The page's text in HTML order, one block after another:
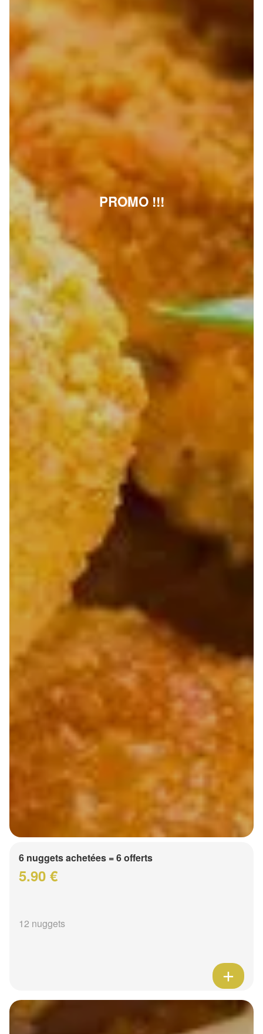
PROMO !!!
6 nuggets achetées = 6 offerts
5.90 €
12 nuggets